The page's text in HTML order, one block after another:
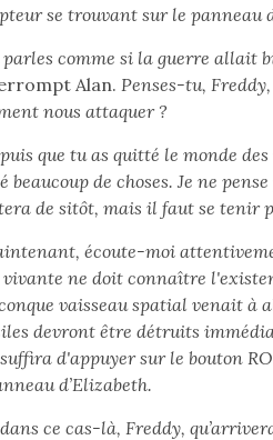
se trouvant sur le panneau
comme si la guerre allait
Alan. Penses-tu,
nous attaquer ?
que tu as quitté le monde
beaucoup de choses. Je ne
de sitôt, mais il faut se tenir
écoute-moi
vivante ne doit connaître
vaisseau spatial venait à
devront être détruits
d'appuyer sur le bouton
d’Elizabeth.
ce cas-là, Freddy,